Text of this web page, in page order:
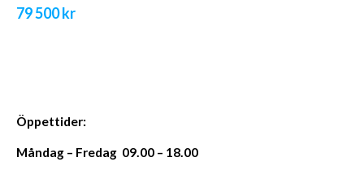
79 500 kr
Öppettider:
Måndag – Fredag 09.00 – 18.00